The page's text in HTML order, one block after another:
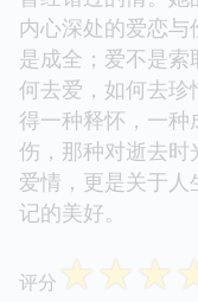
内心深处的爱恋
是成全；爱不是
何去爱，如何去
得一种释怀，一
伤，那种对逝去
爱情，更是关于
记的美好。
评分 ☆☆☆